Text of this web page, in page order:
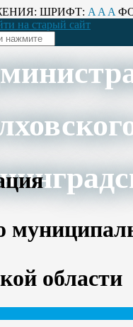
ШРИФТ: A A A
на старый сайт
области